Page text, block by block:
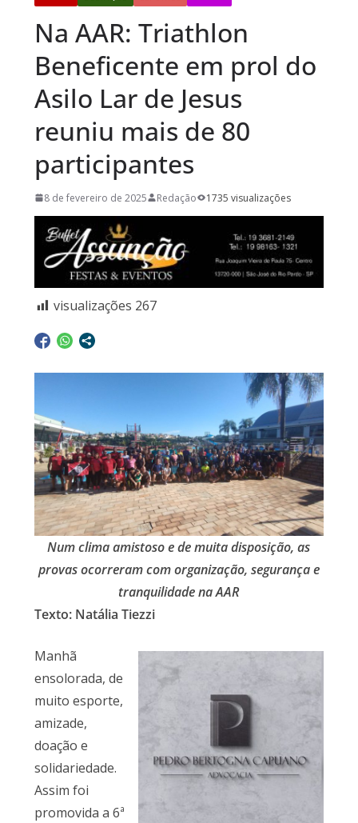
Na AAR: Triathlon
Beneficente em prol do
Asilo Lar de Jesus
reuniu mais de 80
participantes
8 de fevereiro de 2025 Redação 1735 visualizações
visualizações 267
Num clima amistoso e de muita disposição, as
provas ocorreram com organização, segurança e
tranquilidade na AAR
Texto: Natália Tiezzi
Manhã
ensolorada, de
muito esporte,
amizade,
doação e
solidariedade.
Assim foi
promovida a 6ª